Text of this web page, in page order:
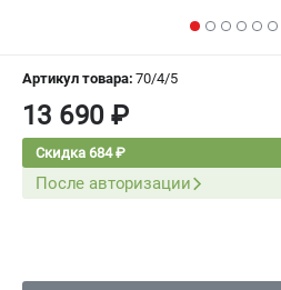
МАГАЗИНЫ
ИЗБРАННОЕ
СРАВНЕНИЕ 0 )
Артикул товара: 70/4/5
13 690 ₽
Скидка 684 ₽
После авторизации